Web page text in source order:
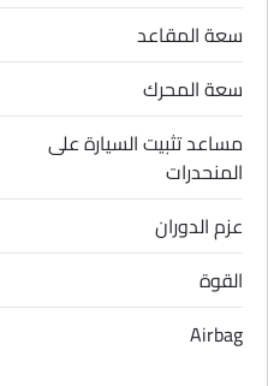
سعة المقاعد
سعة المحرك
مساعد تثبيت السيارة على
المنحدرات
عزم الدوران
القوة
Airbag